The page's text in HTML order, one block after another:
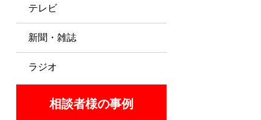
テレビ
新聞・雑誌
ラジオ
相談者様の事例